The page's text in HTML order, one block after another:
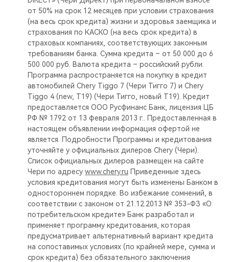
от 50% на срок 12 месяцев при условии страхования
(на весь срок кредита) жизни и здоровья заемщика и
страхования по КАСКО (на весь срок кредита) в
страховых компаниях, соответствующих законным
требованиям банка. Сумма кредита – от 50 000 до 6
500 000 руб. Валюта кредита – российский рубли.
Программа распространяется на покупку в кредит
автомобилей Chery Tiggo 7 (Чери Тигго 7) и Chery
Tiggo 4 (new, T19) (Чери Тигго, новый Т19). Кредит
предоставляется ООО Русфинанс Банк, лицензия ЦБ
РФ № 1792 от 13 февраля 2013 г.. Предоставленная в
настоящем объявлении информация офертой не
является. Подробности Программы и кредитования
уточняйте у официальных дилеров Chery (Чери).
Список официальных дилеров размещен на сайте
Чери по адресу www.chery.ru Приведенные здесь
условия кредитования могут быть изменены Банком в
одностороннем порядке. Во избежание сомнений, в
соответствии с законом от 21.12.2013 № 353-ФЗ «О
потребительском кредите» Банк разработал и
применяет программу кредитования, которая
предусматривает альтернативный вариант кредита
на сопоставимых условиях (по крайней мере, сумма и
срок кредита) без обязательного заключения